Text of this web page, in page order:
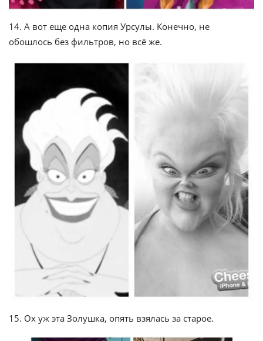
14. А вот еще одна копия Урсулы. Конечно, не
обошлось без фильтров, но всё же.
15. Ох уж эта Золушка, опять взялась за старое.